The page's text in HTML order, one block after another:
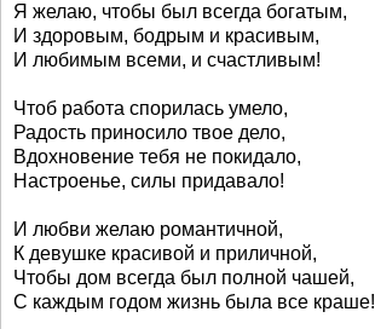
Я желаю, чтобы был всегда богатым,
И здоровым, бодрым и красивым,
И любимым всеми, и счастливым!
Чтоб работа спорилась умело,
Радость приносило твое дело,
Вдохновение тебя не покидало,
Настроенье, силы придавало!
И любви желаю романтичной,
К девушке красивой и приличной,
Чтобы дом всегда был полной чашей,
С каждым годом жизнь была все краше!